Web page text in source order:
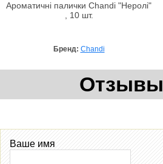
Ароматичні палички Chandi "Неролі"
, 10 шт.
Бренд: Chandi
Отзывы
Ваше имя